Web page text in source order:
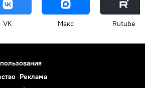
VK Макс Rutube
Реклама